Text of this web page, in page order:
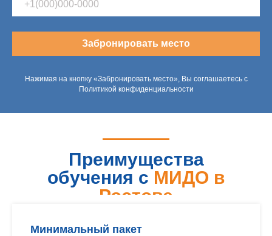
Забронировать место
Нажимая на кнопку «Забронировать место», Вы соглашаетесь с
Политикой конфиденциальности
Преимущества
обучения с МИДО в
Ростове
Минимальный пакет